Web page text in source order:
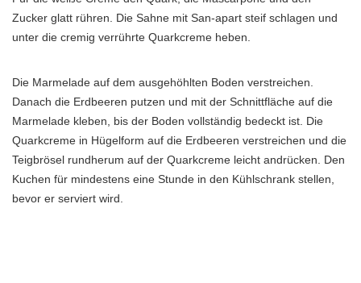
Zucker glatt rühren. Die Sahne mit San-apart steif schlagen und
unter die cremig verrührte Quarkcreme heben.
Die Marmelade auf dem ausgehöhlten Boden verstreichen.
Danach die Erdbeeren putzen und mit der Schnittfläche auf die
Marmelade kleben, bis der Boden vollständig bedeckt ist. Die
Quarkcreme in Hügelform auf die Erdbeeren verstreichen und die
Teigbrösel rundherum auf der Quarkcreme leicht andrücken. Den
Kuchen für mindestens eine Stunde in den Kühlschrank stellen,
bevor er serviert wird.